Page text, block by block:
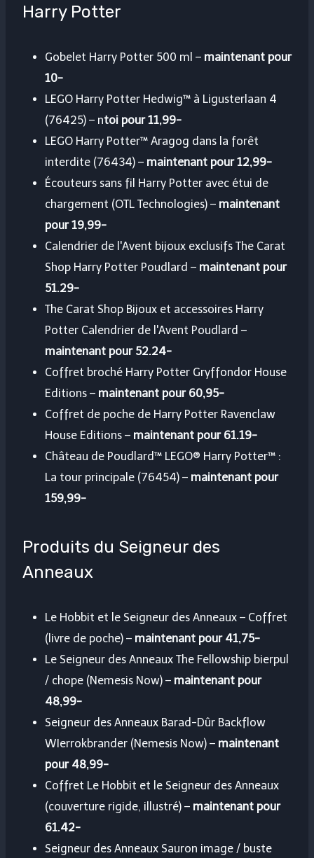
Harry Potter
Gobelet Harry Potter 500 ml – maintenant pour
10-
LEGO Harry Potter Hedwig™ à Ligusterlaan 4
(76425) – ntoi pour 11,99-
LEGO Harry Potter™ Aragog dans la forêt
interdite (76434) – maintenant pour 12,99-
Écouteurs sans fil Harry Potter avec étui de
chargement (OTL Technologies) – maintenant
pour 19,99-
Calendrier de l'Avent bijoux exclusifs The Carat
Shop Harry Potter Poudlard – maintenant pour
51.29-
The Carat Shop Bijoux et accessoires Harry
Potter Calendrier de l'Avent Poudlard –
maintenant pour 52.24-
Coffret broché Harry Potter Gryffondor House
Editions – maintenant pour 60,95-
Coffret de poche de Harry Potter Ravenclaw
House Editions – maintenant pour 61.19-
Château de Poudlard™ LEGO® Harry Potter™ :
La tour principale (76454) – maintenant pour
159,99-
Produits du Seigneur des
Anneaux
Le Hobbit et le Seigneur des Anneaux – Coffret
(livre de poche) – maintenant pour 41,75-
Le Seigneur des Anneaux The Fellowship bierpul
/ chope (Nemesis Now) – maintenant pour
48,99-
Seigneur des Anneaux Barad-Dûr Backflow
WIerrokbrander (Nemesis Now) – maintenant
pour 48,99-
Coffret Le Hobbit et le Seigneur des Anneaux
(couverture rigide, illustré) – maintenant pour
61.42-
Seigneur des Anneaux Sauron image / buste